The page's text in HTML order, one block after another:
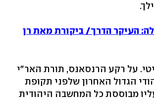
העיקר הדרך/ ביקורת מאת רן
על רקע הרנסאנס, תורת האר"י
הגדול האחרון שלפני תקופת
מבוססת כל המחשבה היהודית